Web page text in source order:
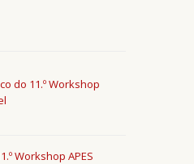
do 11.º Workshop
Workshop APES